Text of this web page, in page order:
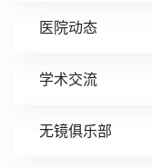
医院动态
学术交流
无镜俱乐部